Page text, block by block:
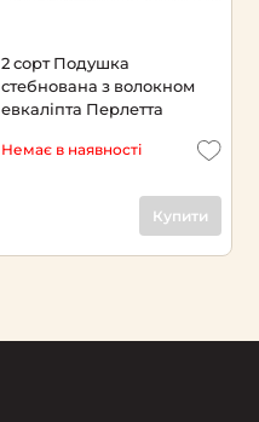
2 сорт Подушка
стебнована з волокном
евкаліпта Перлетта
Немає в наявності
Купити